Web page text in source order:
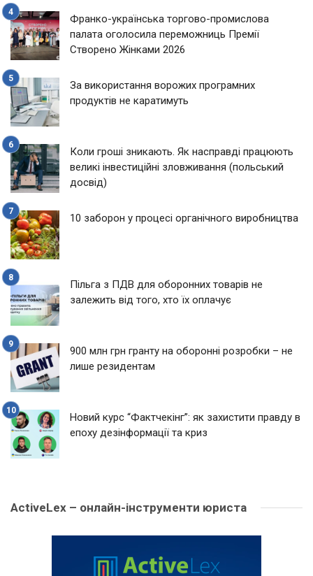
Франко-українська торгово-промислова
палата оголосила переможниць Премії
Створено Жінками 2026
За використання ворожих програмних
продуктів не каратимуть
Коли гроші зникають. Як насправді працюють
великі інвестиційні зловживання (польський
досвід)
10 заборон у процесі органічного виробництва
Пільга з ПДВ для оборонних товарів не
залежить від того, хто їх оплачує
900 млн грн гранту на оборонні розробки – не
лише резидентам
Новий курс “Фактчекінг”: як захистити правду в
епоху дезінформації та криз
ActiveLex – онлайн-інструменти юриста